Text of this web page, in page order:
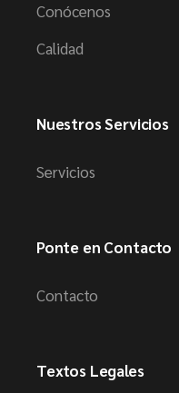
Conócenos
Calidad
Nuestros Servicios
Servicios
Ponte en Contacto
Contacto
Textos Legales